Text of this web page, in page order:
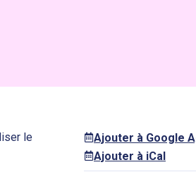
le
Ajouter à Google
Ajouter à iCal